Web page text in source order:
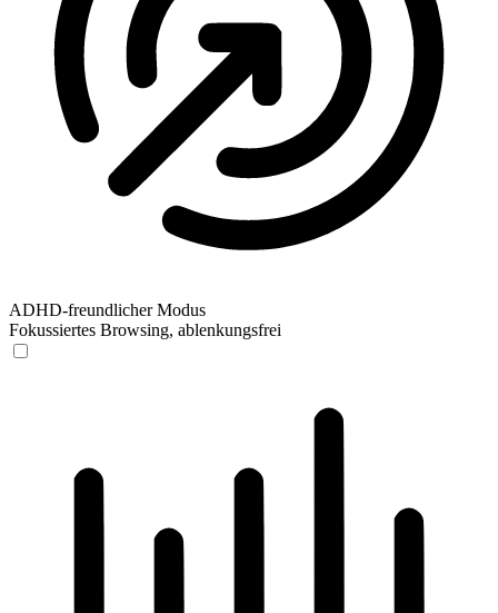
ADHD-freundlicher Modus
Fokussiertes Browsing, ablenkungsfrei